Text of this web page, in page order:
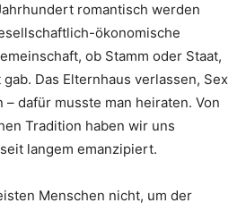
romantisch werden
ökonomische
ob Stamm oder Staat,
Das Elternhaus verlassen, Sex
dafür musste man heiraten. Von
Tradition haben wir uns
langem emanzipiert.
Menschen nicht, um der